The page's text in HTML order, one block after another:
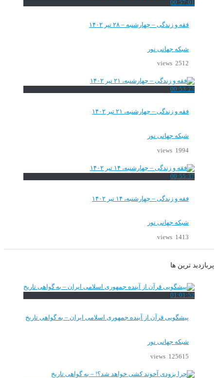
00:57:01
فقه و زندگی – چهارشنبه – ۲۸ تیر ۱۴۰۲
شبکه جهانی نور
2512 views
00:53:23
فقه و زندگی – چهارشنبه، ۲۱ تیر ۱۴۰۲
شبکه جهانی نور
1994 views
00:55:37
فقه و زندگی – چهارشنبه، ۱۴ تیر ۱۴۰۲
شبکه جهانی نور
1413 views
پربازدید ترین ها
01:01:52
پیشگویی قرآن از آینده جمهوری اسلامی ایران – به گواهی تاریخ
شبکه جهانی نور
125615 views